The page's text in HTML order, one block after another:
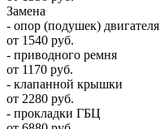
Замена
- опор (подушек) двигателя
от 1540 руб.
- приводного ремня
от 1170 руб.
- клапанной крышки
от 2280 руб.
- прокладки ГБЦ